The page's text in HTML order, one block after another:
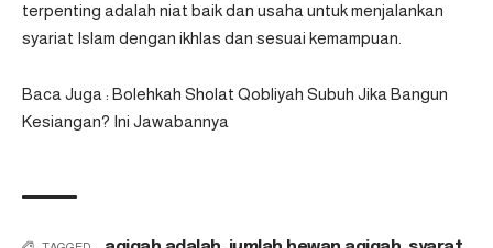
terpenting adalah niat baik dan usaha untuk menjalankan
syariat Islam dengan ikhlas dan sesuai kemampuan.
Baca Juga : Bolehkah Sholat Qobliyah Subuh Jika Bangun
Kesiangan? Ini Jawabannya